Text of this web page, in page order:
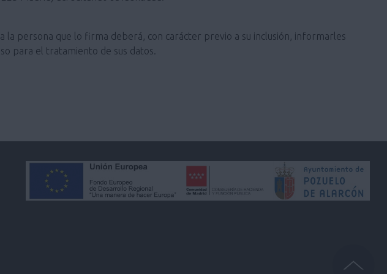
la persona que lo firma deberá, con carácter previo a su inclusión, informarles
para el tratamiento de sus datos.